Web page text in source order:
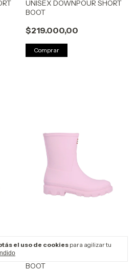
el uso de cookies para agilizar tu
UNISEX DOWNPOUR SHORT
BOOT
$219.000,00
Comprar
BOOT